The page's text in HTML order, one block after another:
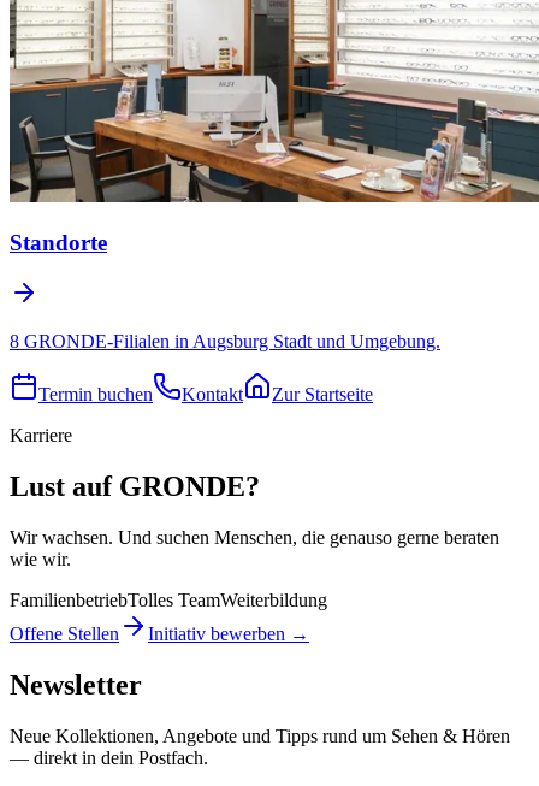
Standorte
8 GRONDE-Filialen in Augsburg Stadt und Umgebung.
Termin buchen Kontakt
Zur Startseite
Karriere
Lust auf GRONDE?
Wir wachsen. Und suchen Menschen, die genauso gerne beraten
wie wir.
FamilienbetriebTolles TeamWeiterbildung
Offene Stellen
Initiativ bewerben →
Newsletter
Neue Kollektionen, Angebote und Tipps rund um Sehen & Hören
— direkt in dein Postfach.